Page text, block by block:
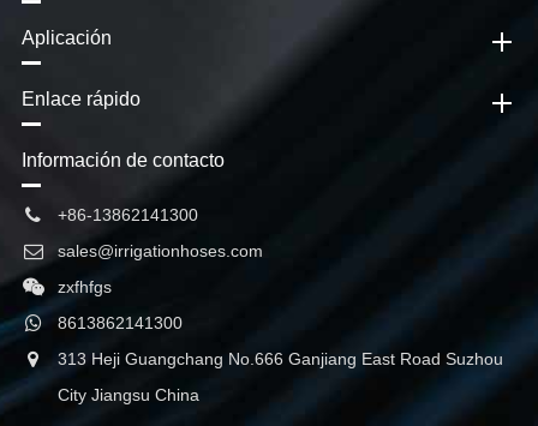
Aplicación
Enlace rápido
Información de contacto
+86-13862141300
sales@irrigationhoses.com
zxfhfgs
8613862141300
313 Heji Guangchang No.666 Ganjiang East Road Suzhou
City Jiangsu China